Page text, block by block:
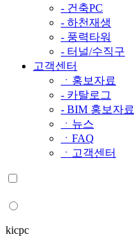
- 건축PC
- 하천재생
- 풍력타워
- 터널/수직구
고객센터
ㆍ홍보자료
- 카탈로그
- BIM 홍보자료
ㆍ뉴스
ㆍFAQ
ㆍ고객센터
kicpc